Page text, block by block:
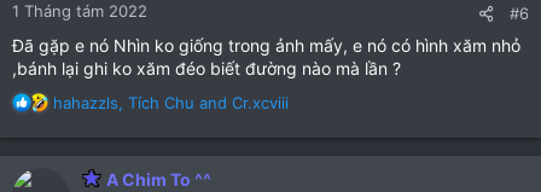
1 Tháng tám 2022 #6
Đã gặp e nó Nhìn ko giống trong ảnh mấy, e nó có hình xăm nhỏ
,bánh lại ghi ko xăm đéo biết đường nào mà lần ?
R
hahazzls, Tích Chu and Cr.xcviii
A Chim To ^^